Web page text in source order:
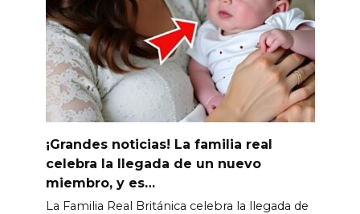
¡Grandes noticias! La familia real
celebra la llegada de un nuevo
miembro, y es…
La Familia Real Británica celebra la llegada de